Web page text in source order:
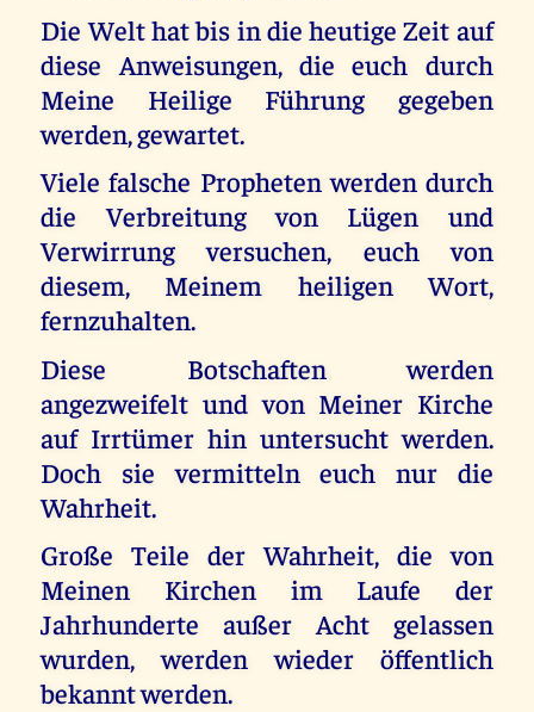
Die Welt hat bis in die heutige Zeit auf
diese Anweisungen, die euch durch
Meine Heilige Führung gegeben
werden, gewartet.
Viele falsche Propheten werden durch
die Verbreitung von Lügen und
Verwirrung versuchen, euch von
diesem, Meinem heiligen Wort,
fernzuhalten.
Diese Botschaften werden
angezweifelt und von Meiner Kirche
auf Irrtümer hin untersucht werden.
Doch sie vermitteln euch nur die
Wahrheit.
Große Teile der Wahrheit, die von
Meinen Kirchen im Laufe der
Jahrhunderte außer Acht gelassen
wurden, werden wieder öffentlich
bekannt werden.